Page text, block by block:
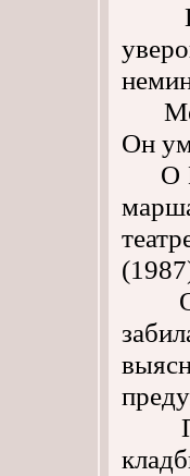
По
Он
О